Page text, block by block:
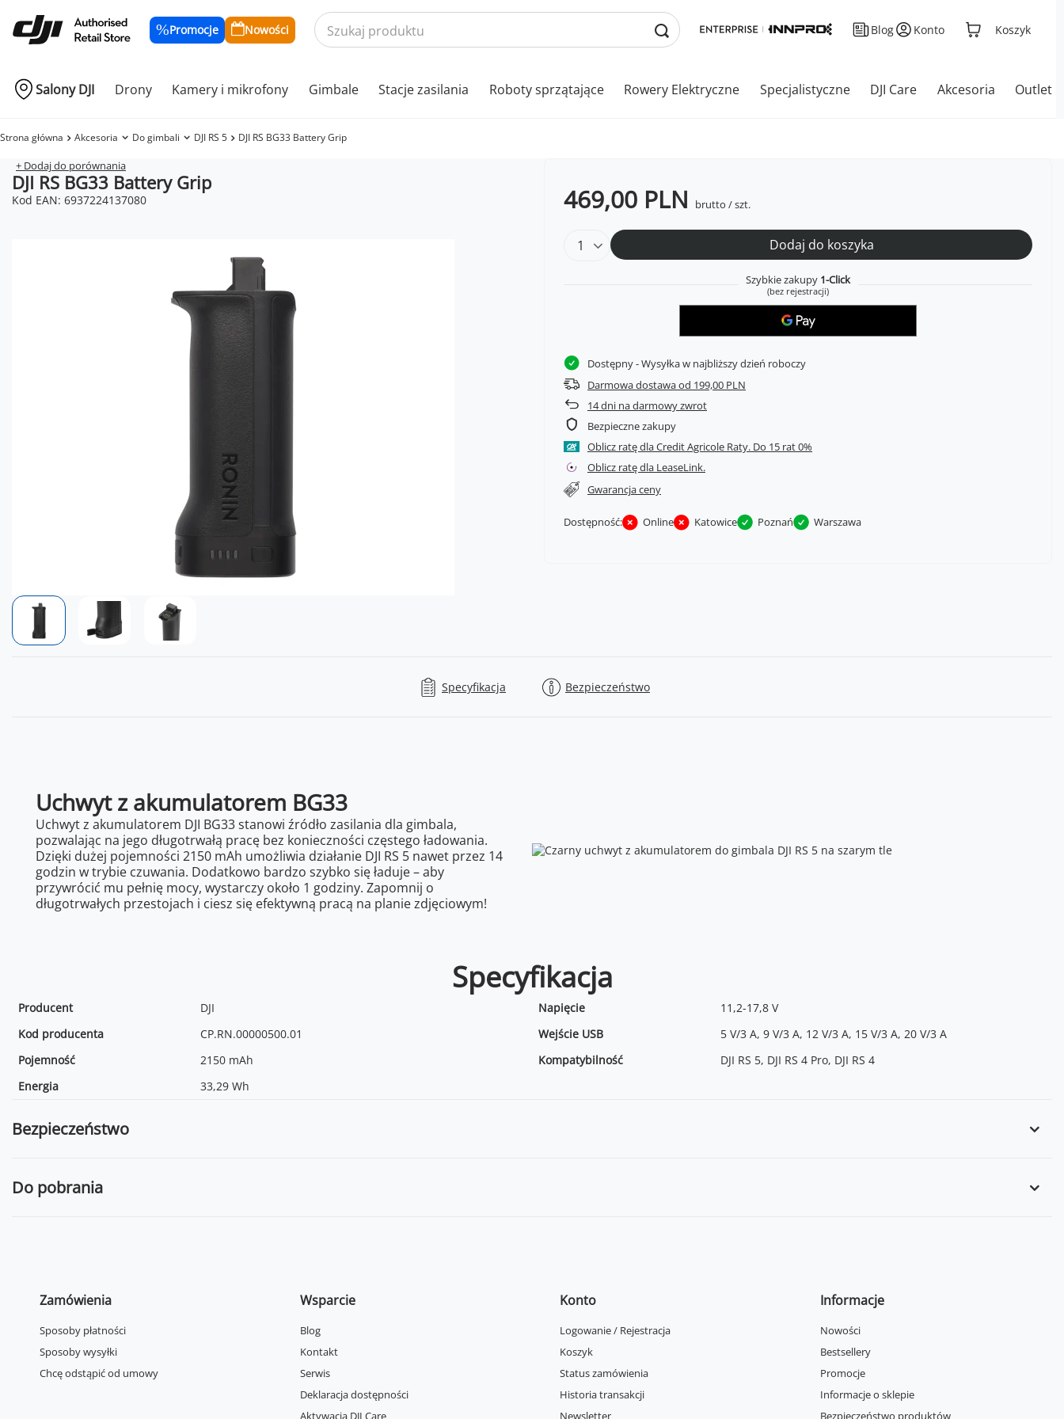
Promocje Nowości Blog Konto Koszyk
Salony DJI Drony Kamery i mikrofony Gimbale Stacje zasilania Roboty sprzątające Rowery Elektryczne Specjalistyczne DJI Care Akcesoria Outlet
Strona główna Akcesoria Do gimbali DJI RS 5 DJI RS BG33 Battery Grip
+ Dodaj do porównania
DJI RS BG33 Battery Grip
Kod EAN: 6937224137080 469,00 PLN brutto /szt.
Dodaj do koszyka
Szybkie zakupy 1-Click
(bez rejestracji)
Dostępny- Wysyłka w najbliższy dzień roboczy
Darmowa dostawa od 199,00 PLN
14dni na darmowy zwrot
Bezpieczne zakupy
Oblicz ratę dla Credit Agricole Raty.
Oblicz ratę dla LeaseLink.
Gwarancja ceny
Dostępność: Online Katowice Poznań Warszawa
Specyfikacja Bezpieczeństwo
Uchwyt z akumulatorem BG33
Uchwyt z akumulatorem DJI BG33 stanowi źródło zasilania dla gimbala,
pozwalając na jego długotrwałą pracę bez konieczności częstego ładowania.
Dzięki dużej pojemności 2150 mAh umożliwia działanie DJI RS 5 nawet przez 14
godzin w trybie czuwania. Dodatkowo bardzo szybko się ładuje – aby
przywrócić mu pełnię mocy, wystarczy około 1 godziny. Zapomnij o
długotrwałych przestojach i ciesz się efektywną pracą na planie zdjęciowym!
Specyfikacja
Producent
DJI
Kod producenta
CP.RN.00000500.01
Pojemność
2150 mAh
Energia
33,29 Wh
Napięcie
11,2-17,8 V
Wejście USB
5 V/3 A, 9 V/3 A, 12 V/3 A, 15 V/3 A, 20 V/3 A
Kompatybilność
DJI RS 5, DJI RS 4 Pro, DJI RS 4
Bezpieczeństwo
Do pobrania
Zamówienia
Sposoby płatności
Sposoby wysyłki
Chcę odstąpić od umowy
Wsparcie
Blog
Kontakt
Serwis
Deklaracja dostępności
Aktywacja DJI Care
Konto
Logowanie / Rejestracja
Koszyk
Status zamówienia
Historia transakcji
Newsletter
Informacje
Nowości
Bestsellery
Promocje
Informacje o sklepie
Bezpieczeństwo produktów